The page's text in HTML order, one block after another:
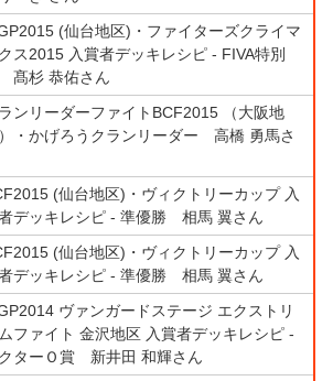
(仙台地区)・ファイターズクライマ
ス2015 入賞者デッキレシピ - FIVA特別
髙杉 恭佑さん
ンリーダーファイトBCF2015 （大阪地
・かげろうクランリーダー 高橋 勇馬さ
(仙台地区)・ヴィクトリーカップ 入
デッキレシピ - 準優勝 相馬 翼さん
(仙台地区)・ヴィクトリーカップ 入
デッキレシピ - 準優勝 相馬 翼さん
ヴァンガードステージ エクストリ
ファイト 金沢地区 入賞者デッキレシピ -
クターＯ賞 新井田 和輝さん